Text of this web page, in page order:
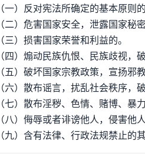
（一）反对宪法所确定的基本原则的
（二）危害国家安全，泄露国家秘
（三）损害国家荣誉和利益的。
（四）煽动民族仇恨、民族歧视，
（五）破坏国家宗教政策，宣扬邪
（六）散布谣言，扰乱社会秩序，
（七）散布淫秽、色情、赌博、暴
（八）侮辱或者诽谤他人，侵害他
（九）含有法律、行政法规禁止的